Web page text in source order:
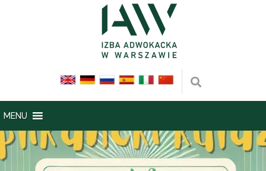
Wyszukaj
MENU